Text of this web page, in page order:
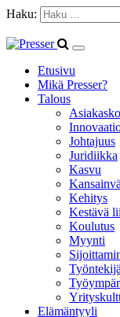
Haku:
Etusivu
Mikä Presser?
Talous
Johtajuus
Juridiikka
Kasvu
Kehitys
Kestävä
Koulutus
Myynti
Elämäntyyli